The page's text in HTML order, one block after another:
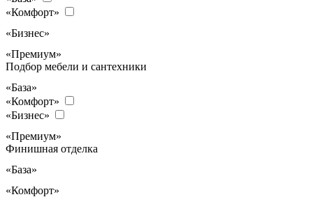
«Комфорт»
«Бизнес»
«Премиум»
Подбор мебели и сантехники
«База»
«Комфорт»
«Бизнес»
«Премиум»
Финишная отделка
«База»
«Комфорт»